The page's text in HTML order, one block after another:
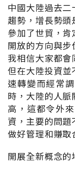
中國大陸過去
趨勢，增長勢
參加了世貿，
開放的方向與步
我相信大家都會
但在大陸投資
速轉變而經常
時，大陸的人
高，這都令外
資，主要的問題
做好管理和賺取
開展全新概念的